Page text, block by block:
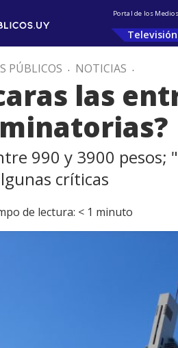
Portal de los
Televisión
PÚBLICOS . NOTICIAS .
las
990 y 3900 pesos;
críticas
de lectura: < 1 minuto